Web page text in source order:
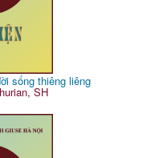
sống thiêng liêng
SH